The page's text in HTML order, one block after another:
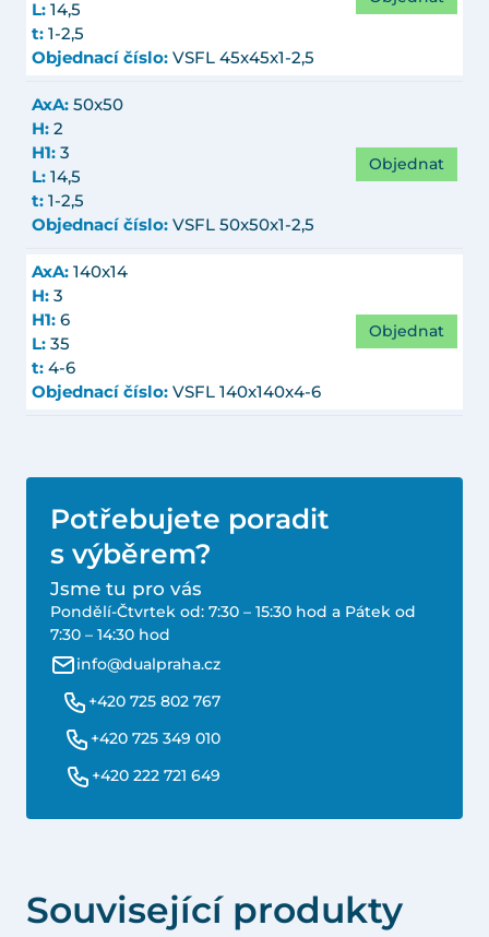
L: 14,5
t: 1-2,5
Objednací číslo: VSFL 45x45x1-2,5
AxA: 50x50
H: 2
H1: 3
L: 14,5
t: 1-2,5
Objednací číslo: VSFL 50x50x1-2,5
Objednat
AxA: 140x14
H: 3
H1: 6
L: 35
t: 4-6
Objednací číslo: VSFL 140x140x4-6
Objednat
Potřebujete poradit
s výběrem?
Jsme tu pro vás
Pondělí-Čtvrtek od: 7:30 – 15:30 hod a Pátek od
7:30 – 14:30 hod
info@dualpraha.cz
+420 725 802 767
+420 725 349 010
+420 222 721 649
Související produkty